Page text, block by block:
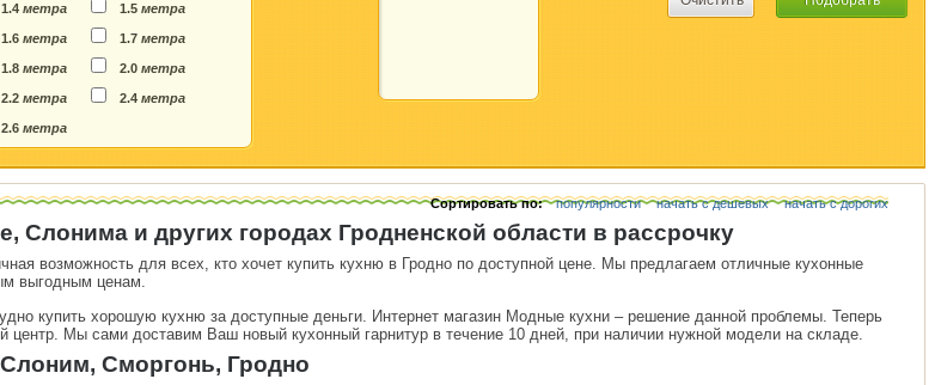
1.4метра 1.5метра
1.6метра 1.7метра
1.8метра 2.0метра
2.2метра 2.4метра
2.6метра
Сортировать по: популярности начать с дешевых начать с дорогих
Слонима и других городах Гродненской области в рассрочку
возможность для всех, кто хочет купить кухню в Гродно по доступной цене. Мы предлагаем отличные кухонные
выгодным ценам.
купить хорошую кухню за доступные деньги. Интернет магазин Модные кухни – решение данной проблемы. Теперь
центр. Мы сами доставим Ваш новый кухонный гарнитур в течение 10 дней, при наличии нужной модели на складе.
Сморгонь, Гродно